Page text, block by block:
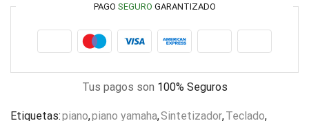
PAGO SEGURO GARANTIZADO
Tus pagos son 100% Seguros
Etiquetas:piano,piano yamaha,Sintetizador,Teclado,